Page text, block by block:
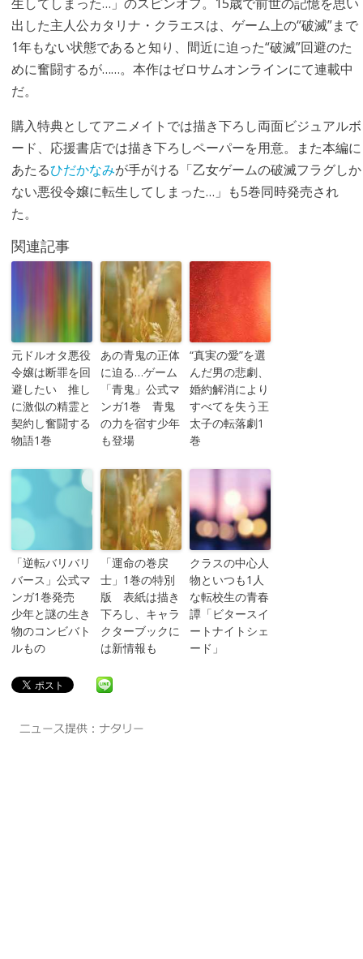
出した主人公カタリナ・クラエスは、ゲーム上の“破滅”まで
1年もない状態であると知り、間近に迫った“破滅”回避のた
めに奮闘するが……。本作はゼロサムオンラインにて連載中
だ。
購入特典としてアニメイトでは描き下ろし両面ビジュアルボ
ード、応援書店では描き下ろしペーパーを用意。また本編に
あたるひだかなみが手がける「乙女ゲームの破滅フラグしか
ない悪役令嬢に転生してしまった…」も5巻同時発売され
た。
関連記事
元ドルオタ悪役
令嬢は断罪を回
避したい 推し
に激似の精霊と
契約し奮闘する
物語1巻
あの青鬼の正体
に迫る…ゲーム
「青鬼」公式マ
ンガ1巻 青鬼
の力を宿す少年
も登場
“真実の愛”を選
んだ男の悲劇、
婚約解消により
すべてを失う王
太子の転落劇1
巻
「逆転バリバリ
バース」公式マ
ンガ1巻発売
少年と謎の生き
物のコンビバト
ルもの
「運命の巻戻
士」1巻の特別
版 表紙は描き
下ろし、キャラ
クターブックに
は新情報も
クラスの中心人
物といつも1人
な転校生の青春
譚「ビタースイ
ートナイトシェ
ード」